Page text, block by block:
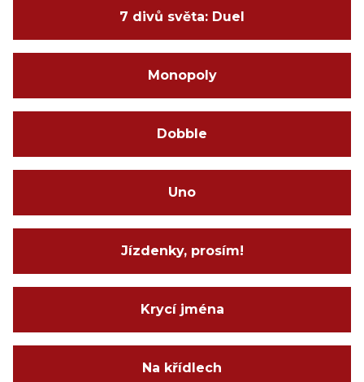
7 divů světa: Duel
Monopoly
Dobble
Uno
Jízdenky, prosím!
Krycí jména
Na křídlech